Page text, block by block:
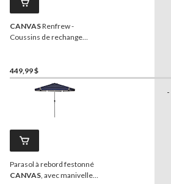
CANVASRenfrew -
Coussins de rechange
449,99 $
Parasol à rebord festonné
CANVAS, avec manivelle,
-